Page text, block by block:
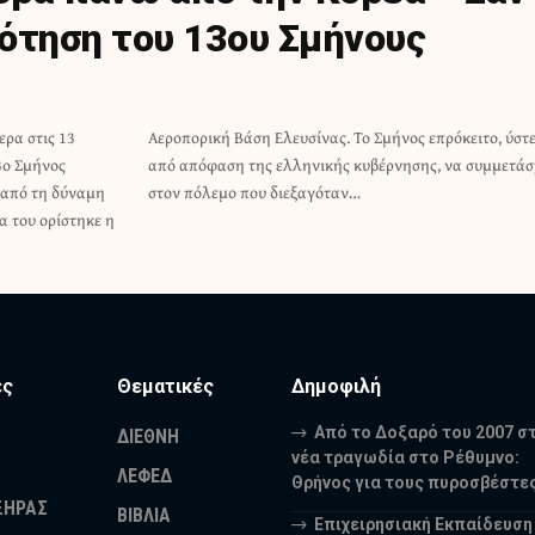
του 13ου Σμήνους
στις 13
Σμήνος
τη δύναμη
του ορίστηκε η
ύστερα
στον πόλεμο που διεξαγόταν…
Θεματικές
ΔΙΕΘΝΗ
ΛΕΦΕΔ
ΒΙΒΛΙΑ
Δημοφιλή
Από το Δοξαρό του 2007
νέα τραγωδία στο Ρέθυμνο:
Θρήνος για τους
Επιχειρησιακή Εκπαίδευση